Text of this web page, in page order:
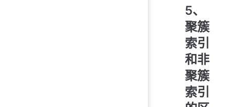
5、
聚簇
索引
和非
聚簇
索引